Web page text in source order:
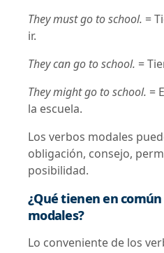
They must go to school. =
ir.
They can go to school. =
They might go to school. =
la escuela.
Los verbos modales
obligación, consejo,
posibilidad.
¿Qué tienen en
modales?
Lo conveniente de los